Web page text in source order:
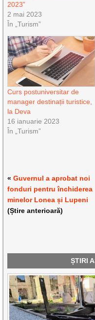
2023”
2 mai 2023
În „Turism”
Curs postuniversitar de
manager destinații turistice,
la Deva
16 ianuarie 2023
În „Turism”
«Guvernul a aprobat noi
fonduri pentru închiderea
minelor Lonea și Lupeni
(Știre anterioară)
ȘTIRI